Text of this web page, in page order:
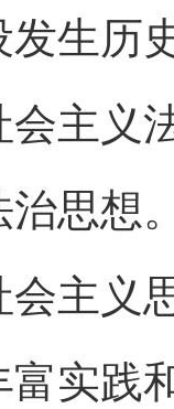
生历
主义
思想
主义
实践